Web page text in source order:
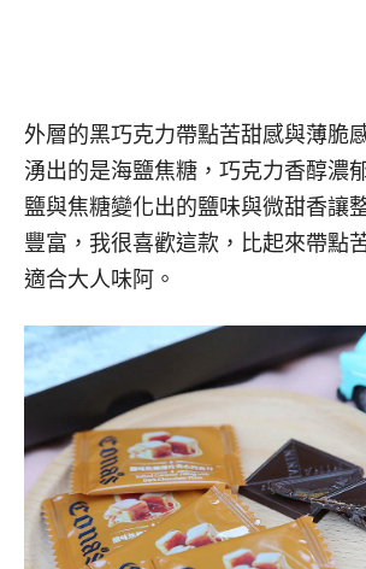
外層的黑巧克力帶點苦甜感與薄脆
湧出的是海鹽焦糖，巧克力香醇濃
鹽與焦糖變化出的鹽味與微甜香讓
豐富，我很喜歡這款，比起來帶點
適合大人味阿。